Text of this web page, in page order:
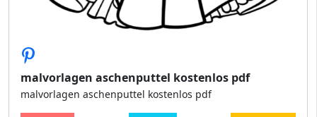
malvorlagen aschenputtel kostenlos pdf
malvorlagen aschenputtel kostenlos pdf